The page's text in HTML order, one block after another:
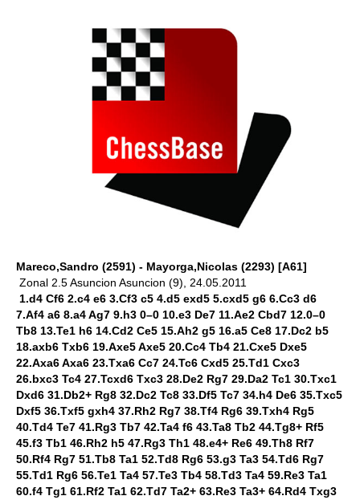
Mareco,Sandro (2591) - Mayorga,Nicolas (2293) [A61]
Zonal 2.5 Asuncion Asuncion (9), 24.05.2011
1.d4 Cf6 2.c4 e6 3.Cf3 c5 4.d5 exd5 5.cxd5 g6 6.Cc3 d6
7.Af4 a6 8.a4 Ag7 9.h3 0–0 10.e3 De7 11.Ae2 Cbd7 12.0–0
Tb8 13.Te1 h6 14.Cd2 Ce5 15.Ah2 g5 16.a5 Ce8 17.Dc2 b5
18.axb6 Txb6 19.Axe5 Axe5 20.Cc4 Tb4 21.Cxe5 Dxe5
22.Axa6 Axa6 23.Txa6 Cc7 24.Tc6 Cxd5 25.Td1 Cxc3
26.bxc3 Tc4 27.Tcxd6 Txc3 28.De2 Rg7 29.Da2 Tc1 30.Txc1
Dxd6 31.Db2+ Rg8 32.Dc2 Tc8 33.Df5 Tc7 34.h4 De6 35.Txc5
Dxf5 36.Txf5 gxh4 37.Rh2 Rg7 38.Tf4 Rg6 39.Txh4 Rg5
40.Td4 Te7 41.Rg3 Tb7 42.Ta4 f6 43.Ta8 Tb2 44.Tg8+ Rf5
45.f3 Tb1 46.Rh2 h5 47.Rg3 Th1 48.e4+ Re6 49.Th8 Rf7
50.Rf4 Rg7 51.Tb8 Ta1 52.Td8 Rg6 53.g3 Ta3 54.Td6 Rg7
55.Td1 Rg6 56.Te1 Ta4 57.Te3 Tb4 58.Td3 Ta4 59.Re3 Ta1
60.f4 Tg1 61.Rf2 Ta1 62.Td7 Ta2+ 63.Re3 Ta3+ 64.Rd4 Txg3